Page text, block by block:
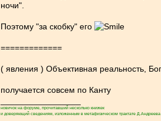
ночи".
Поэтому "за скобку" его
=============
( явления ) Объективная реальность,
получается совсем по Канту
новичок на форуме, прочитавший несколько книжек
и доверяющий сведениям, изложенным в метафизическом трактате